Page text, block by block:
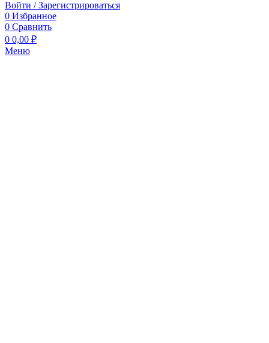
Войти / Зарегистрироваться
0 Избранное
0 Сравнить
0 0,00 ₽
Меню